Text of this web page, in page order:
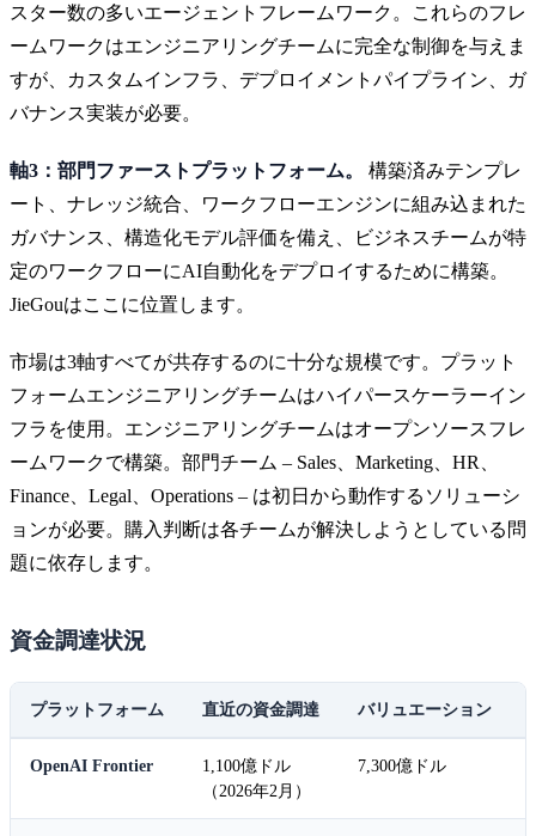
スター数の多いエージェントフレームワーク。これらのフレ
ームワークはエンジニアリングチームに完全な制御を与えま
すが、カスタムインフラ、デプロイメントパイプライン、ガ
バナンス実装が必要。
軸3：部門ファーストプラットフォーム。
構築済みテンプレ
ート、ナレッジ統合、ワークフローエンジンに組み込まれた
ガバナンス、構造化モデル評価を備え、ビジネスチームが特
定のワークフローにAI自動化をデプロイするために構築。
JieGouはここに位置します。
市場は3軸すべてが共存するのに十分な規模です。プラット
フォームエンジニアリングチームはハイパースケーラーイン
フラを使用。エンジニアリングチームはオープンソースフレ
ームワークで構築。部門チーム – Sales、Marketing、HR、
Finance、Legal、Operations – は初日から動作するソリューシ
ョンが必要。購入判断は各チームが解決しようとしている問
題に依存します。
資金調達状況
プラットフォーム 直近の資金調達 バリュエーション
OpenAI Frontier
1,100億ドル
（2026年2月）
7,300億ドル